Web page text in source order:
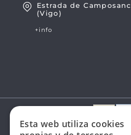
Estrada de
(Vigo)
+info
Esta web utiliza cookies